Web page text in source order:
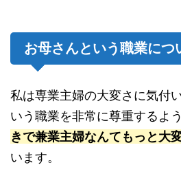
お母さんという職業につ
私は専業主婦の大変さに気付
いう職業を非常に尊重するよ
きで兼業主婦なんてもっと大
います。